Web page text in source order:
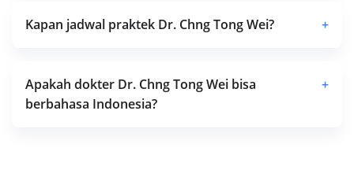
Kapan jadwal praktek Dr. Chng Tong Wei? +
Apakah dokter Dr. Chng Tong Wei bisa
berbahasa Indonesia?
+